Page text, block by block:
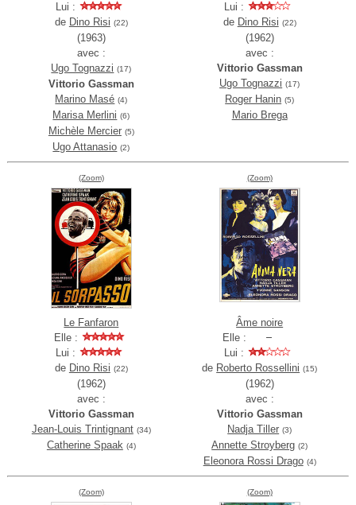
Lui :
de Dino Risi (22)
(1963)
avec :
Ugo Tognazzi (17)
Vittorio Gassman
Marino Masé (4)
Marisa Merlini (6)
Michèle Mercier (5)
Ugo Attanasio (2)
Lui :
de Dino Risi (22)
(1962)
avec :
Vittorio Gassman
Ugo Tognazzi (17)
Roger Hanin (5)
Mario Brega
(Zoom)
Le Fanfaron
Elle :
Lui :
de Dino Risi (22)
(1962)
avec :
Vittorio Gassman
Jean-Louis Trintignant (34)
Catherine Spaak (4)
(Zoom)
Âme noire
Elle :
Lui :
de Roberto Rossellini (15)
(1962)
avec :
Vittorio Gassman
Nadja Tiller (3)
Annette Stroyberg (2)
Eleonora Rossi Drago (4)
(Zoom) (Zoom)